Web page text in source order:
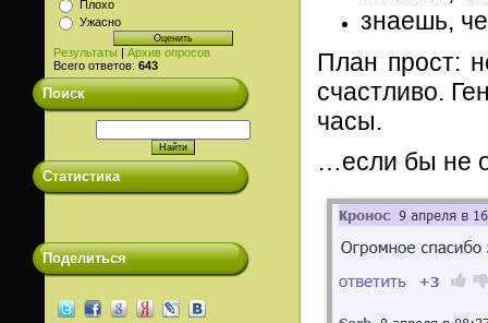
Плохо
Ужасно
Результаты | Архив опросов
Всего ответов: 643
Поиск
Статистика
Поделиться
знаешь,
План прост:
счастливо.
часы.
…если бы не